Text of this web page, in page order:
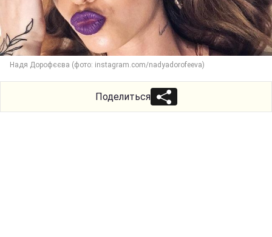
Надя Дорофєєва (фото: instagram.com/nadyadorofeeva)
Поделиться